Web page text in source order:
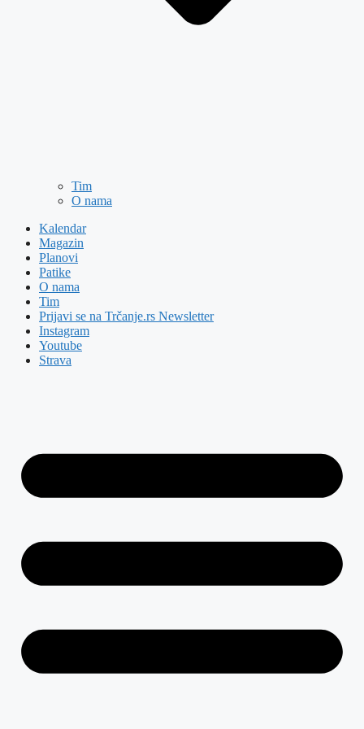
Tim
O nama
Kalendar
Magazin
Planovi
Patike
O nama
Tim
Prijavi se na Trčanje.rs Newsletter
Instagram
Youtube
Strava